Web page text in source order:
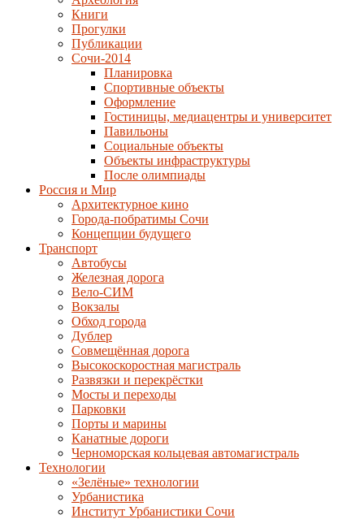
Книги
Прогулки
Публикации
Сочи-2014
Планировка
Спортивные объекты
Оформление
Гостиницы, медиацентры и университет
Павильоны
Социальные объекты
Объекты инфраструктуры
После олимпиады
Россия и Мир
Архитектурное кино
Города-побратимы Сочи
Концепции будущего
Транспорт
Автобусы
Железная дорога
Вело-СИМ
Вокзалы
Обход города
Дублер
Совмещённая дорога
Высокоскоростная магистраль
Развязки и перекрёстки
Мосты и переходы
Парковки
Порты и марины
Канатные дороги
Черноморская кольцевая автомагистраль
Технологии
«Зелёные» технологии
Урбанистика
Институт Урбанистики Сочи